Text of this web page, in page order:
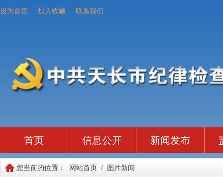
设为首页 加入收藏 联系我们
首页 信息公开 新闻发布
您当前的位置： 网站首页 / 图片新闻